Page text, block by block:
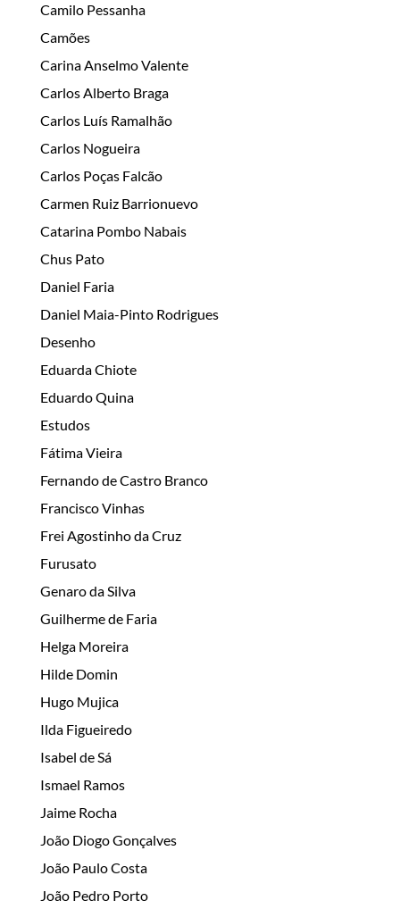
Camilo Pessanha
Camões
Carina Anselmo Valente
Carlos Alberto Braga
Carlos Luís Ramalhão
Carlos Nogueira
Carlos Poças Falcão
Carmen Ruiz Barrionuevo
Catarina Pombo Nabais
Chus Pato
Daniel Faria
Daniel Maia-Pinto Rodrigues
Desenho
Eduarda Chiote
Eduardo Quina
Estudos
Fátima Vieira
Fernando de Castro Branco
Francisco Vinhas
Frei Agostinho da Cruz
Furusato
Genaro da Silva
Guilherme de Faria
Helga Moreira
Hilde Domin
Hugo Mujica
Ilda Figueiredo
Isabel de Sá
Ismael Ramos
Jaime Rocha
João Diogo Gonçalves
João Paulo Costa
João Pedro Porto